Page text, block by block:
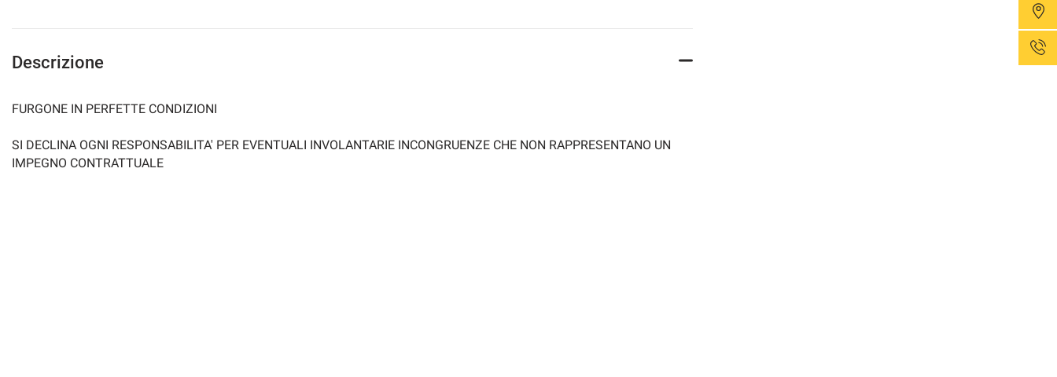
Descrizione
FURGONE IN PERFETTE CONDIZIONI
SI DECLINA OGNI RESPONSABILITA' PER EVENTUALI INVOLANTARIE INCONGRUENZE CHE NON RAPPRESENTANO UN
IMPEGNO CONTRATTUALE